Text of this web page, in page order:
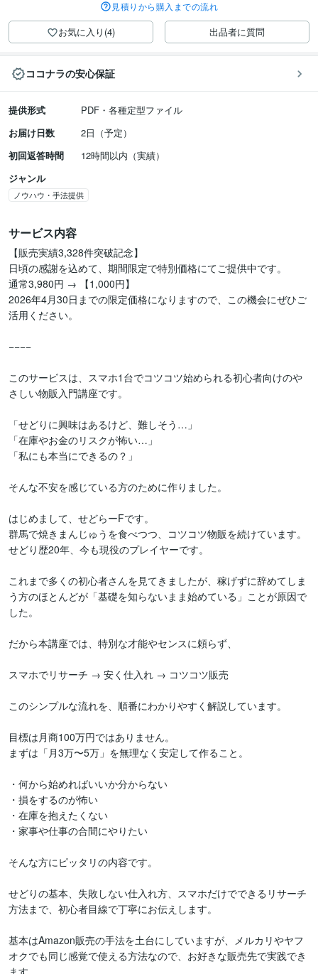
見積りから購入までの流れ
お気に入り(4) 出品者に質問
ココナラの安心保証
提供形式
PDF・各種定型ファイル
お届け日数
2日（予定）
初回返答時間
12時間以内（実績）
ジャンル
ノウハウ・手法提供
サービス内容
【販売実績3,328件突破記念】
日頃の感謝を込めて、期間限定で特別価格にてご提供中です。
通常3,980円 → 【1,000円】
2026年4月30日までの限定価格になりますので、この機会にぜひご
活用ください。
−−−−
このサービスは、スマホ1台でコツコツ始められる初心者向けのや
さしい物販入門講座です。
「せどりに興味はあるけど、難しそう…」
「在庫やお金のリスクが怖い…」
「私にも本当にできるの？」
そんな不安を感じている方のために作りました。
はじめまして、せどらーFです。
群馬で焼きまんじゅうを食べつつ、コツコツ物販を続けています。
せどり歴20年、今も現役のプレイヤーです。
これまで多くの初心者さんを見てきましたが、稼げずに辞めてしま
う方のほとんどが「基礎を知らないまま始めている」ことが原因で
した。
だから本講座では、特別な才能やセンスに頼らず、
スマホでリサーチ → 安く仕入れ → コツコツ販売
このシンプルな流れを、順番にわかりやすく解説しています。
目標は月商100万円ではありません。
まずは「月3万〜5万」を無理なく安定して作ること。
・何から始めればいいか分からない
・損をするのが怖い
・在庫を抱えたくない
・家事や仕事の合間にやりたい
そんな方にピッタリの内容です。
せどりの基本、失敗しない仕入れ方、スマホだけでできるリサーチ
方法まで、初心者目線で丁寧にお伝えします。
基本はAmazon販売の手法を土台にしていますが、メルカリやヤフ
オクでも同じ感覚で使える方法なので、お好きな販売先で実践でき